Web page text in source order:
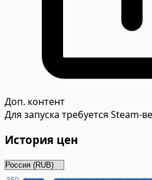
Доп. контент
Для запуска требуется Steam-
История цен